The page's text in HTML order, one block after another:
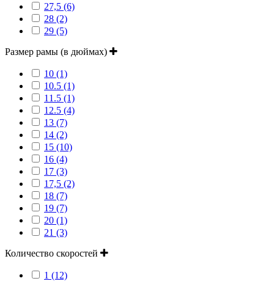
27,5 (6)
28 (2)
29 (5)
Размер рамы (в дюймах)
10 (1)
10.5 (1)
11.5 (1)
12.5 (4)
13 (7)
14 (2)
15 (10)
16 (4)
17 (3)
17,5 (2)
18 (7)
19 (7)
20 (1)
21 (3)
Количество скоростей
1 (12)